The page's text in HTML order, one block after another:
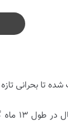
تا بحرانی